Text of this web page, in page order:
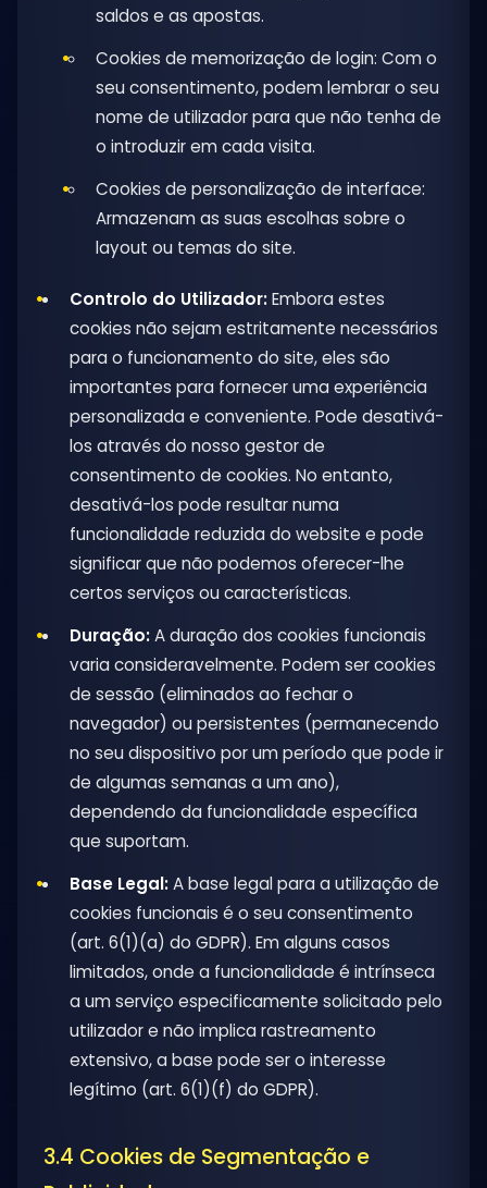
saldos e as apostas.
Cookies de memorização de login: Com o
seu consentimento, podem lembrar o seu
nome de utilizador para que não tenha de
o introduzir em cada visita.
Cookies de personalização de interface:
Armazenam as suas escolhas sobre o
layout ou temas do site.
Controlo do Utilizador:Embora estes
cookies não sejam estritamente necessários
para o funcionamento do site, eles são
importantes para fornecer uma experiência
personalizada e conveniente. Pode desativá-
los através do nosso gestor de
consentimento de cookies. No entanto,
desativá-los pode resultar numa
funcionalidade reduzida do website e pode
significar que não podemos oferecer-lhe
certos serviços ou características.
Duração:A duração dos cookies funcionais
varia consideravelmente. Podem ser cookies
de sessão (eliminados ao fechar o
navegador) ou persistentes (permanecendo
no seu dispositivo por um período que pode ir
de algumas semanas a um ano),
dependendo da funcionalidade específica
que suportam.
Base Legal:A base legal para a utilização de
cookies funcionais é o seu consentimento
(art. 6(1)(a) do GDPR). Em alguns casos
limitados, onde a funcionalidade é intrínseca
a um serviço especificamente solicitado pelo
utilizador e não implica rastreamento
extensivo, a base pode ser o interesse
legítimo (art. 6(1)(f) do GDPR).
3.4 Cookies de Segmentação e